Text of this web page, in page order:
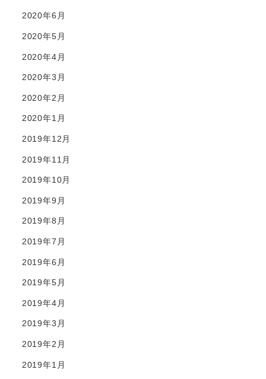
2020年6月
2020年5月
2020年4月
2020年3月
2020年2月
2020年1月
2019年12月
2019年11月
2019年10月
2019年9月
2019年8月
2019年7月
2019年6月
2019年5月
2019年4月
2019年3月
2019年2月
2019年1月